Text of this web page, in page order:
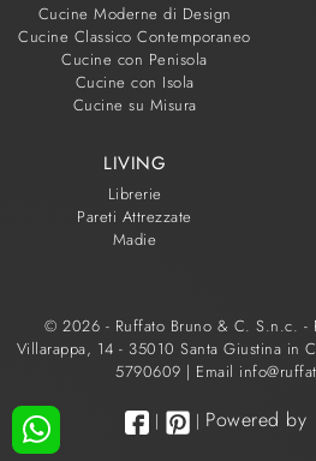
Cucine Moderne di Design
Cucine Classico Contemporaneo
Cucine con Penisola
Cucine con Isola
Cucine su Misura
LIVING
Librerie
Pareti Attrezzate
Madie
© 2026 - Ruffato Bruno & C. S.n.c. -
Villarappa, 14 - 35010 Santa Giustina in
5790609 | Email
| | Powered by